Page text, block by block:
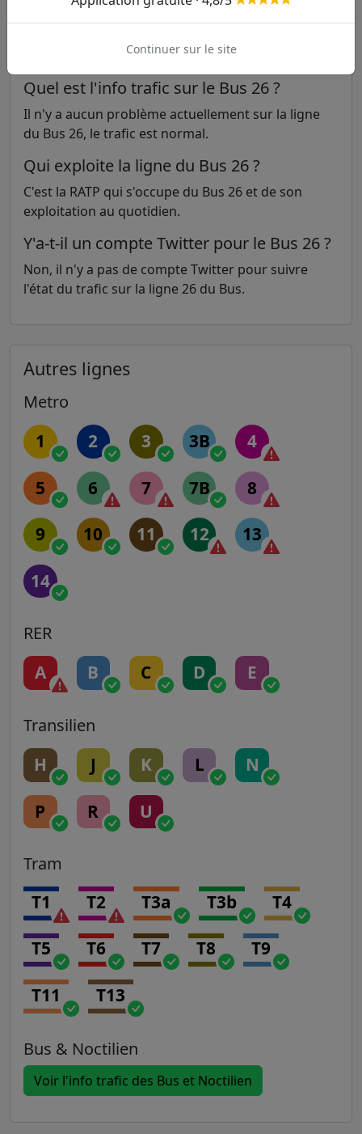
FAQ sur la ligne 26 du Bus
Quel est l'info trafic sur le Bus 26 ?
Il n'y a aucun problème actuellement sur la ligne
du Bus 26, le trafic est normal.
Qui exploite la ligne du Bus 26 ?
C'est la RATP qui s'occupe du Bus 26 et de son
exploitation au quotidien.
Y'a-t-il un compte Twitter pour le Bus 26 ?
Non, il n'y a pas de compte Twitter pour suivre
l'état du trafic sur la ligne 26 du Bus.
Autres lignes
Metro
1 2 3 3B 4
5 6 7 7B 8
9 10 11 12 13
14
RER
A B C D E
Transilien
H J K L N
P R U
Tram
T1 T2 T3a T3b T4
T5 T6 T7 T8 T9
T11 T13
Bus & Noctilien
Voir l'info trafic des Bus et Noctilien
Continuer sur le site